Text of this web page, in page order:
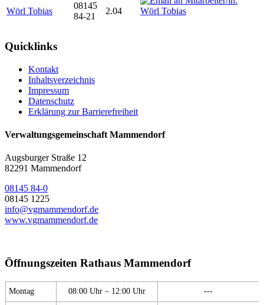
Wörl Tobias
08145
84-21
2.04
Quicklinks
Kontakt
Inhaltsverzeichnis
Impressum
Datenschutz
Erklärung zur Barrierefreiheit
Verwaltungsgemeinschaft Mammendorf
Augsburger Straße 12
82291 Mammendorf
08145 84-0
08145 1225
info@vgmammendorf.de
www.vgmammendorf.de
Öffnungszeiten Rathaus Mammendorf
Montag 08:00 Uhr – 12:00 Uhr ---